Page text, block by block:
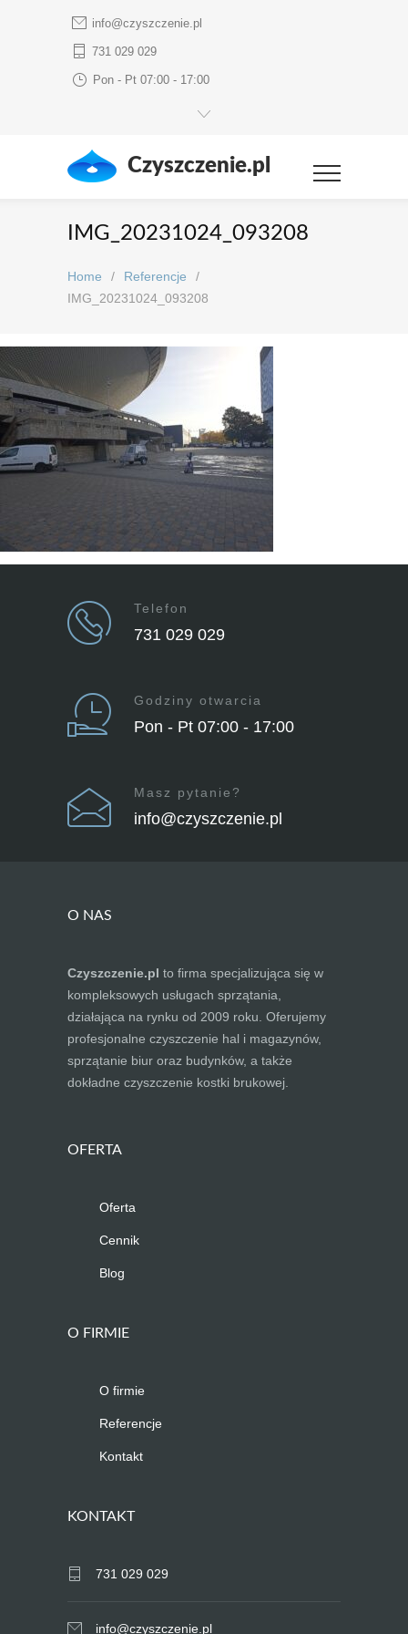
info@czyszczenie.pl
731 029 029
Pon - Pt 07:00 - 17:00
Czyszczenie.pl
IMG_20231024_093208
Home / Referencje
/
IMG_20231024_093208
Telefon
731 029 029
Godziny otwarcia
Pon - Pt 07:00 - 17:00
Masz pytanie?
info@czyszczenie.pl
O NAS
Czyszczenie.pl to firma specjalizująca się w
kompleksowych usługach sprzątania,
działająca na rynku od 2009 roku. Oferujemy
profesjonalne czyszczenie hal i magazynów,
sprzątanie biur oraz budynków, a także
dokładne czyszczenie kostki brukowej.
OFERTA
Oferta
Cennik
Blog
O FIRMIE
O firmie
Referencje
Kontakt
KONTAKT
731 029 029
info@czyszczenie.pl